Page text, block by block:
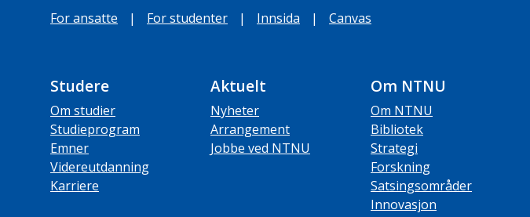
For ansatte | For studenter | Innsida | Canvas
Studere
Om studier
Studieprogram
Emner
Videreutdanning
Karriere
Aktuelt
Nyheter
Arrangement
Jobbe ved NTNU
Om NTNU
Om NTNU
Bibliotek
Strategi
Forskning
Satsingsområder
Innovasjon